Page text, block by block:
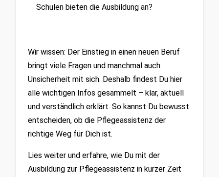
Schulen bieten die Ausbildung an?
Wir wissen: Der Einstieg in einen neuen Beruf
bringt viele Fragen und manchmal auch
Unsicherheit mit sich. Deshalb findest Du hier
alle wichtigen Infos gesammelt – klar, aktuell
und verständlich erklärt. So kannst Du bewusst
entscheiden, ob die Pflegeassistenz der
richtige Weg für Dich ist.
Lies weiter und erfahre, wie Du mit der
Ausbildung zur Pflegeassistenz in kurzer Zeit